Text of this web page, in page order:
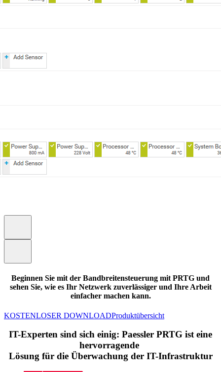
Beginnen Sie mit der Bandbreitensteuerung mit PRTG und
sehen Sie, wie es Ihr Netzwerk zuverlässiger und Ihre Arbeit
einfacher machen kann.
KOSTENLOSER DOWNLOADProduktübersicht
IT-Experten sind sich einig: Paessler PRTG ist eine
hervorragende
Lösung für die Überwachung der IT-Infrastruktur